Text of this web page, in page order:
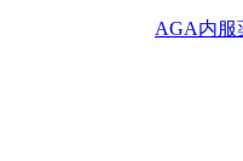
AGA内服